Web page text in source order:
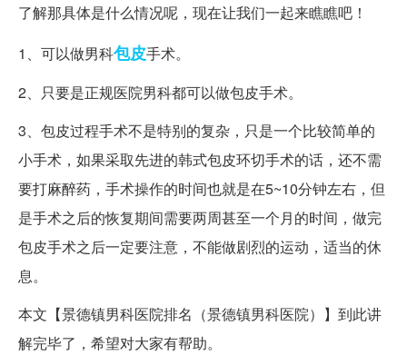
了解那具体是什么情况呢，现在让我们一起来瞧瞧吧！
1、可以做男科包皮手术。
2、只要是正规医院男科都可以做包皮手术。
3、包皮过程手术不是特别的复杂，只是一个比较简单的
小手术，如果采取先进的韩式包皮环切手术的话，还不需
要打麻醉药，手术操作的时间也就是在5~10分钟左右，但
是手术之后的恢复期间需要两周甚至一个月的时间，做完
包皮手术之后一定要注意，不能做剧烈的运动，适当的休
息。
本文【景德镇男科医院排名（景德镇男科医院）】到此讲
解完毕了，希望对大家有帮助。